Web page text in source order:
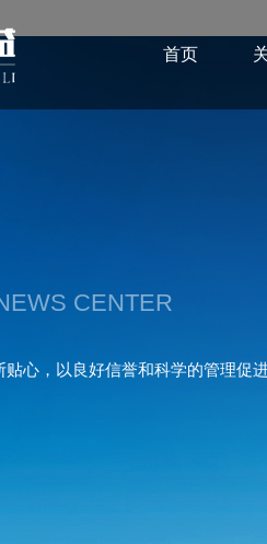
首页
CENTER
心，以良好信誉和科学的管理促